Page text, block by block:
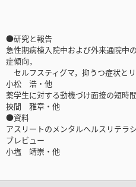
●研究と報告
急性期病棟入院中および外来通院中
症傾向，
セルフスティグマ，抑うつ症状と
小松 浩・他
薬学生に対する動機づけ面接の短時
挾間 雅章・他
●資料
アスリートのメンタルヘルスリテラ
ブレビュー
小塩 靖崇・他